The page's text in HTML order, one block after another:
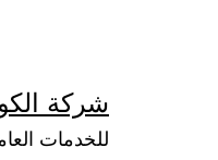
شركة
للخدمات